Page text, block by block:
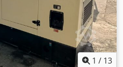
1 / 13